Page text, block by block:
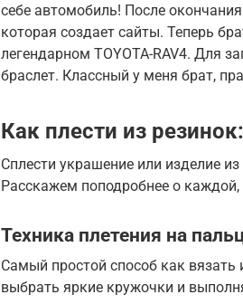
себе автомобиль! После
которая создает сайты. Теперь
легендарном TOYOTA-RAV4. Для
браслет. Классный у меня брат,
Как плести из
Сплести украшение или изделие
Расскажем поподробнее о
Техника плетения на
Самый простой способ как вязать
выбрать яркие кружочки и